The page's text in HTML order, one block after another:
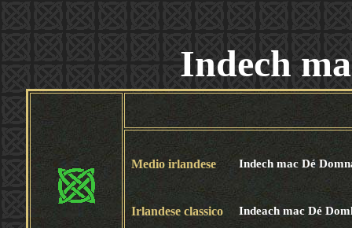
Indech
Medio irlandese Indech mac Dé
Irlandese classico Indeach mac Dé